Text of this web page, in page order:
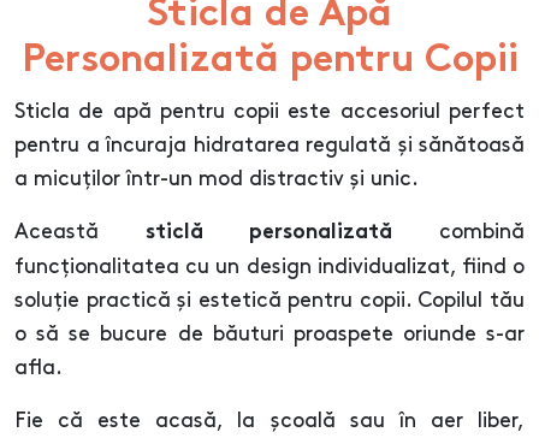
Sticla de Apă
Personalizată pentru Copii
Sticla de apă pentru copii este accesoriul perfect
pentru a încuraja hidratarea regulată și sănătoasă
a micuților într-un mod distractiv și unic.
Această sticlă personalizată combină
funcționalitatea cu un design individualizat, fiind o
soluție practică și estetică pentru copii. Copilul tău
o să se bucure de băuturi proaspete oriunde s-ar
afla.
Fie că este acasă, la școală sau în aer liber,